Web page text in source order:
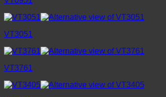
VT3051
VT3761